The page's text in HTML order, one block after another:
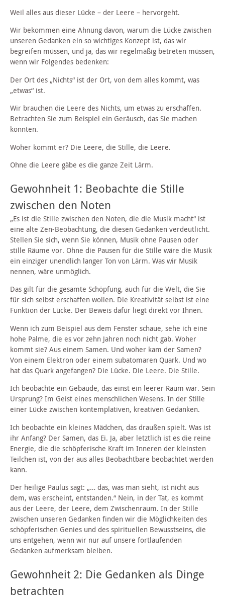
Weil alles aus dieser Lücke – der Leere – hervorgeht.
Wir bekommen eine Ahnung davon, warum die Lücke zwischen
unseren Gedanken ein so wichtiges Konzept ist, das wir
begreifen müssen, und ja, das wir regelmäßig betreten müssen,
wenn wir Folgendes bedenken:
Der Ort des „Nichts“ ist der Ort, von dem alles kommt, was
„etwas“ ist.
Wir brauchen die Leere des Nichts, um etwas zu erschaffen.
Betrachten Sie zum Beispiel ein Geräusch, das Sie machen
könnten.
Woher kommt er? Die Leere, die Stille, die Leere.
Ohne die Leere gäbe es die ganze Zeit Lärm.
Gewohnheit 1: Beobachte die Stille
zwischen den Noten
„Es ist die Stille zwischen den Noten, die die Musik macht“ ist
eine alte Zen-Beobachtung, die diesen Gedanken verdeutlicht.
Stellen Sie sich, wenn Sie können, Musik ohne Pausen oder
stille Räume vor. Ohne die Pausen für die Stille wäre die Musik
ein einziger unendlich langer Ton von Lärm. Was wir Musik
nennen, wäre unmöglich.
Das gilt für die gesamte Schöpfung, auch für die Welt, die Sie
für sich selbst erschaffen wollen. Die Kreativität selbst ist eine
Funktion der Lücke. Der Beweis dafür liegt direkt vor Ihnen.
Wenn ich zum Beispiel aus dem Fenster schaue, sehe ich eine
hohe Palme, die es vor zehn Jahren noch nicht gab. Woher
kommt sie? Aus einem Samen. Und woher kam der Samen?
Von einem Elektron oder einem subatomaren Quark. Und wo
hat das Quark angefangen? Die Lücke. Die Leere. Die Stille.
Ich beobachte ein Gebäude, das einst ein leerer Raum war. Sein
Ursprung? Im Geist eines menschlichen Wesens. In der Stille
einer Lücke zwischen kontemplativen, kreativen Gedanken.
Ich beobachte ein kleines Mädchen, das draußen spielt. Was ist
ihr Anfang? Der Samen, das Ei. Ja, aber letztlich ist es die reine
Energie, die die schöpferische Kraft im Inneren der kleinsten
Teilchen ist, von der aus alles Beobachtbare beobachtet werden
kann.
Der heilige Paulus sagt: „… das, was man sieht, ist nicht aus
dem, was erscheint, entstanden.“ Nein, in der Tat, es kommt
aus der Leere, der Leere, dem Zwischenraum. In der Stille
zwischen unseren Gedanken finden wir die Möglichkeiten des
schöpferischen Genies und des spirituellen Bewusstseins, die
uns entgehen, wenn wir nur auf unsere fortlaufenden
Gedanken aufmerksam bleiben.
Gewohnheit 2: Die Gedanken als Dinge
betrachten